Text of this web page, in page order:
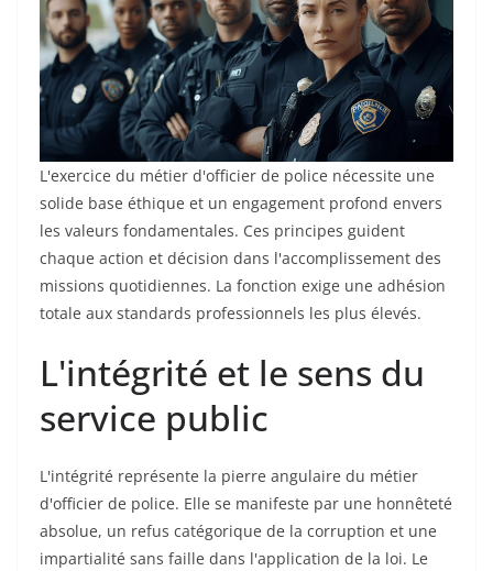
L'exercice du métier d'officier de police nécessite une
solide base éthique et un engagement profond envers
les valeurs fondamentales. Ces principes guident
chaque action et décision dans l'accomplissement des
missions quotidiennes. La fonction exige une adhésion
totale aux standards professionnels les plus élevés.
L'intégrité et le sens du
service public
L'intégrité représente la pierre angulaire du métier
d'officier de police. Elle se manifeste par une honnêteté
absolue, un refus catégorique de la corruption et une
impartialité sans faille dans l'application de la loi. Le